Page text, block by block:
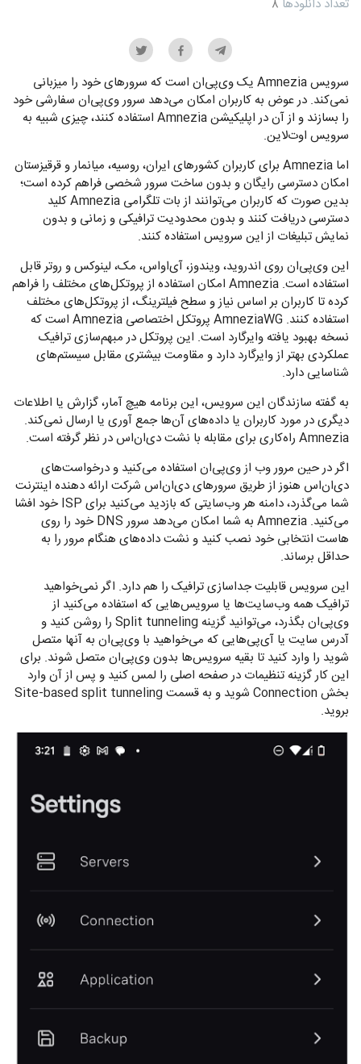
تعداد دانلودها ۸
سرویس Amnezia یک وی‌پی‌ان است که سرورهای خود را میزبانی
نمی‌کند. در عوض به کاربران امکان می‌دهد سرور وی‌پی‌ان سفارشی خود
را بسازند و از آن در اپلیکیشن Amnezia استفاده کنند، چیزی شبیه به
سرویس اوت‌لاین.
اما Amnezia برای کاربران کشورهای ایران، روسیه، میانمار و قرقیزستان
امکان دسترسی رایگان و بدون ساخت سرور شخصی فراهم کرده است؛
بدین صورت که کاربران می‌توانند از بات تلگرامی Amnezia کلید
دسترسی دریافت کنند و بدون محدودیت ترافیکی و زمانی و بدون
نمایش تبلیغات از این سرویس استفاده کنند.
این وی‌پی‌ان روی اندروید، ویندوز، آی‌اواس، مک، لینوکس و روتر قابل
استفاده است. Amnezia امکان استفاده از پروتکل‌های مختلف را فراهم
کرده تا کاربران بر اساس نیاز و سطح فیلترینگ، از پروتکل‌های مختلف
استفاده کنند. AmneziaWG پروتکل اختصاصی Amnezia است که
نسخه بهبود یافته وایرگارد است. این پروتکل در مبهم‌سازی ترافیک
عملکردی بهتر از وایرگارد دارد و مقاومت بیشتری مقابل سیستم‌های
شناسایی دارد.
به گفته سازندگان این سرویس، این برنامه هیچ آمار، گزارش یا اطلاعات
دیگری در مورد کاربران یا داده‌های آن‌ها جمع آوری یا ارسال نمی‌کند.
Amnezia راه‌کاری برای مقابله با نشت دی‌ان‌اس در نظر گرفته است.
اگر در حین مرور وب از وی‌پی‌ان استفاده می‌کنید و درخواست‌های
دی‌ان‌اس هنوز از طریق سرورهای دی‌ان‌اس شرکت ارائه دهنده اینترنت
شما می‌گذرد، دامنه هر وب‌سایتی که بازدید می‌کنید برای ISP خود افشا
می‌کنید. Amnezia به شما امکان می‌دهد سرور DNS خود را روی
هاست انتخابی خود نصب کنید و نشت داده‌های هنگام مرور را به
حداقل برساند.
این سرویس قابلیت جداسازی ترافیک را هم دارد. اگر نمی‌خواهید
ترافیک همه وب‌سایت‌ها یا سرویس‌هایی که استفاده می‌کنید از
وی‌پی‌ان بگذرد، می‌توانید گزینه Split tunneling را روشن کنید و
آدرس سایت یا آی‌پی‌هایی که می‌خواهید با وی‌پی‌ان به آنها متصل
شوید را وارد کنید تا بقیه سرویس‌ها بدون وی‌پی‌ان متصل شوند. برای
این کار گزینه تنظیمات در صفحه اصلی را لمس کنید و پس از آن وارد
بخش Connection شوید و به قسمت Site-based split tunneling
بروید.